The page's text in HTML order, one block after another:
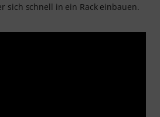
sich schnell in ein Rack einbauen.